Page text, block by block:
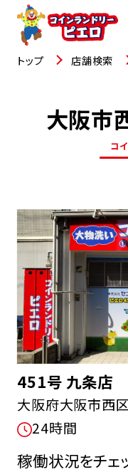
トップ 店舗検索
大阪市
コ
451号 九条店
大阪府大阪市西
24時間
稼働状況をチェ